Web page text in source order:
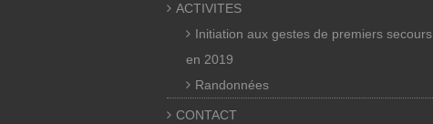
ACTIVITES
Initiation aux gestes de premiers secours
en 2019
Randonnées
CONTACT